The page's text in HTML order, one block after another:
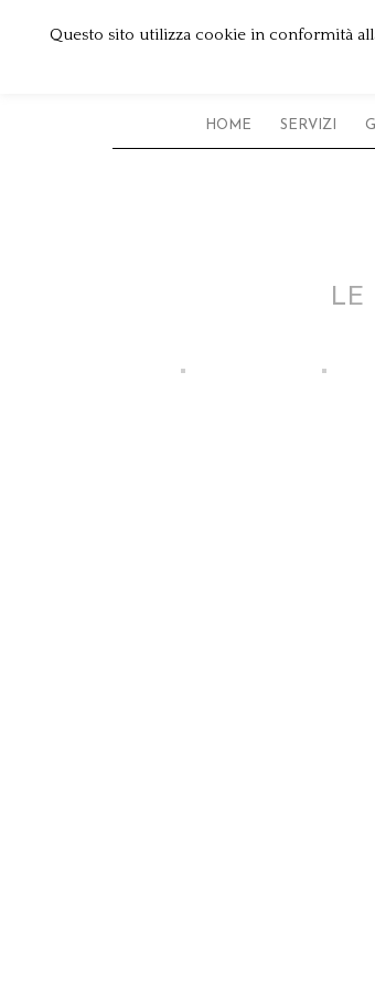
HOME SERVIZI
LE
Questo sito utilizza cookie in conformità